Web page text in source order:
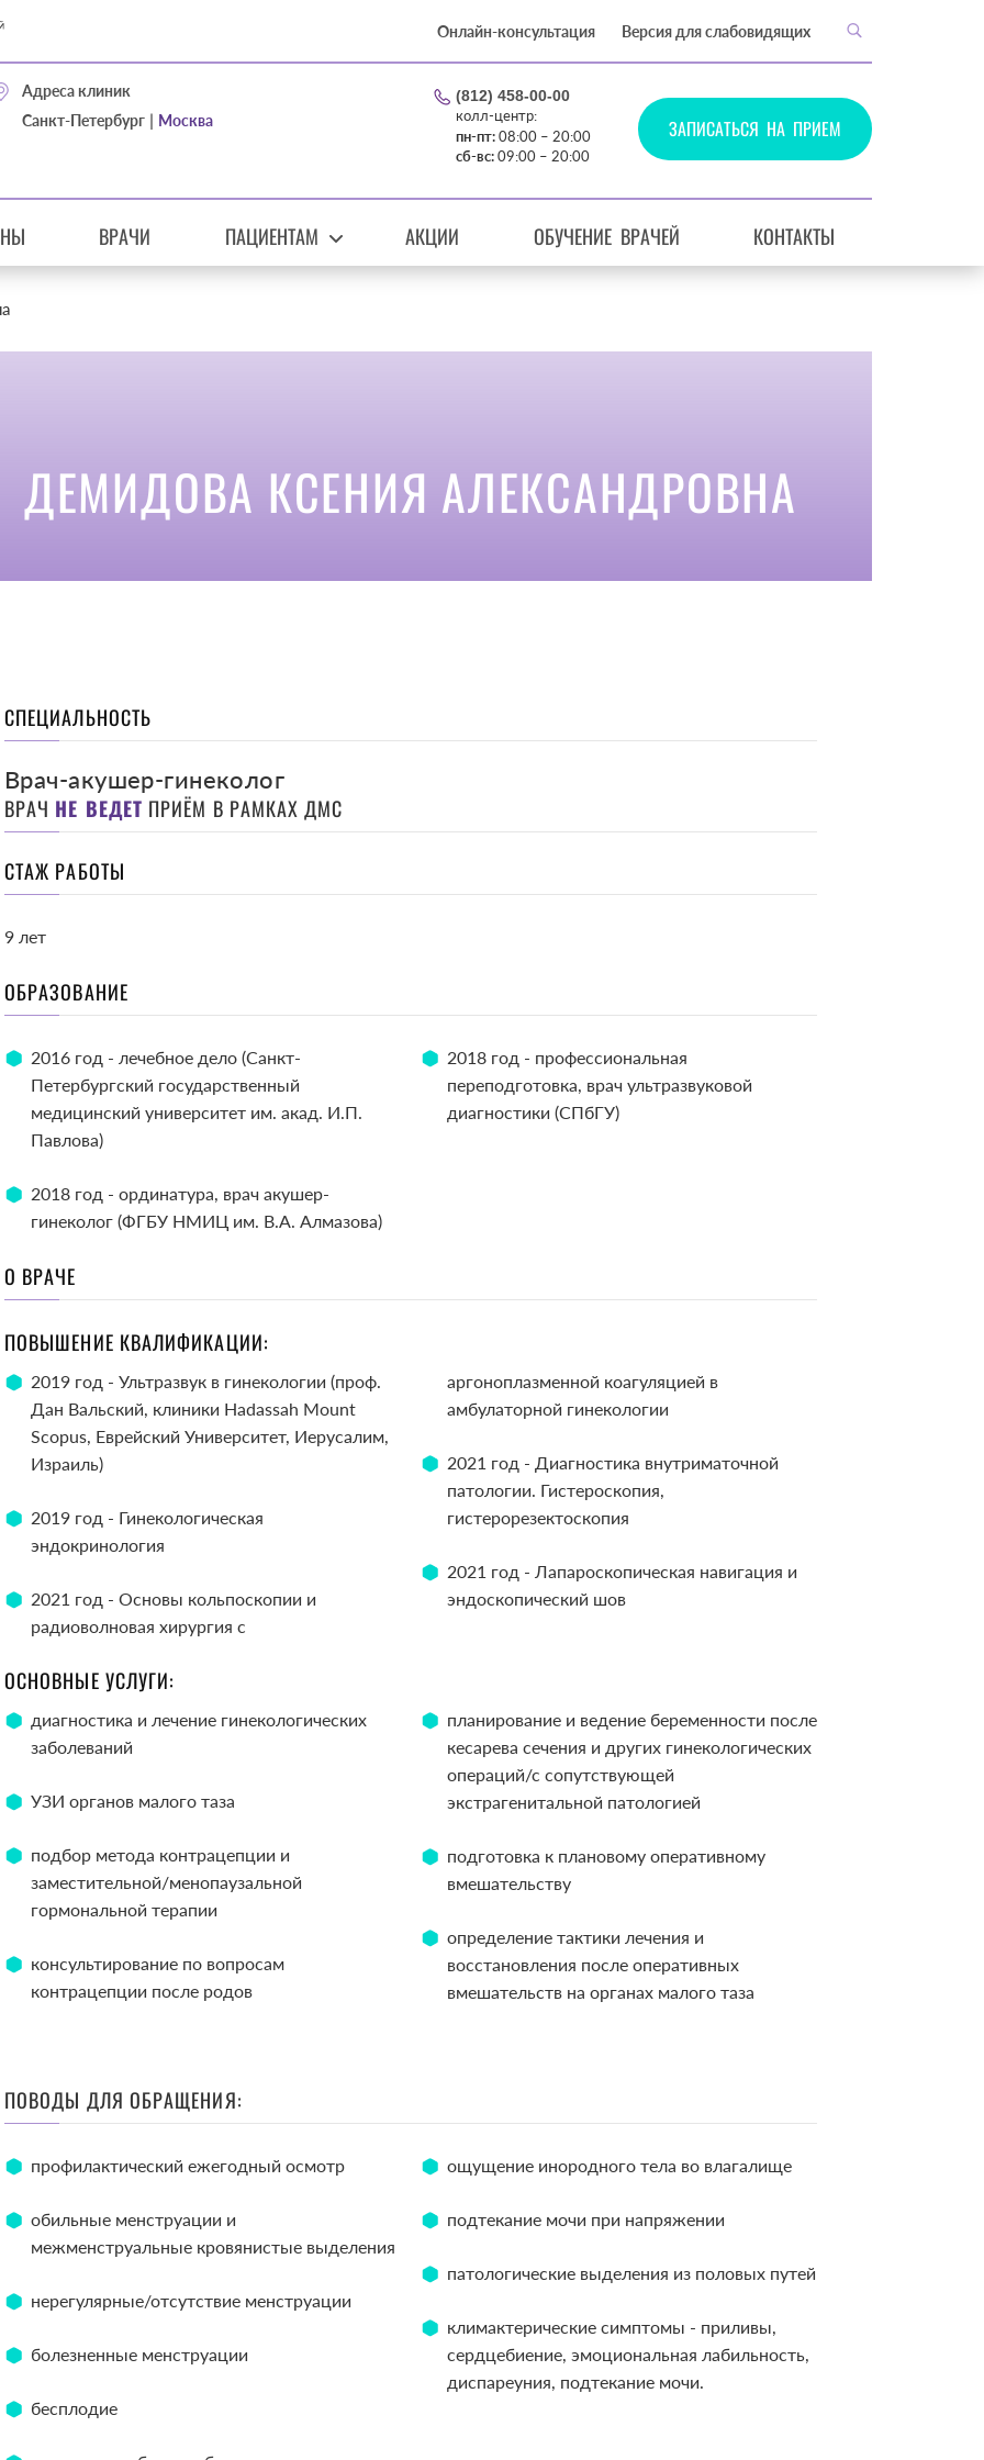
Онлайн-консультация Версия для слабовидящих
Адреса клиник
Санкт-Петербург | Москва
(812) 458-00-00
колл-центр:
пн-пт:08:00 – 20:00
сб-вс:09:00 – 20:00
ЗАПИСАТЬСЯ НА ПРИЕМ
ВРАЧИ ПАЦИЕНТАМ АКЦИИ ОБУЧЕНИЕ ВРАЧЕЙ КОНТАКТЫ
ДЕМИДОВА КСЕНИЯ АЛЕКСАНДРОВНА
СПЕЦИАЛЬНОСТЬ
Врач-акушер-гинеколог
ВРАЧ НЕ ВЕДЕТ ПРИЁМ В РАМКАХ ДМС
СТАЖ РАБОТЫ
9 лет
ОБРАЗОВАНИЕ
2016 год - лечебное дело (Санкт-
Петербургский государственный
медицинский университет им. акад. И.П.
Павлова)
2018 год - ординатура, врач акушер-
гинеколог (ФГБУ НМИЦ им. В.А. Алмазова)
2018 год - профессиональная
переподготовка, врач ультразвуковой
диагностики (СПбГУ)
О ВРАЧЕ
ПОВЫШЕНИЕ КВАЛИФИКАЦИИ:
2019 год - Ультразвук в гинекологии (проф.
Дан Вальский, клиники Hadassah Mount
Scopus, Еврейский Университет, Иерусалим,
Израиль)
2019 год - Гинекологическая
эндокринология
2021 год - Основы кольпоскопии и
радиоволновая хирургия с
аргоноплазменной коагуляцией в
амбулаторной гинекологии
2021 год - Диагностика внутриматочной
патологии. Гистероскопия,
гистерорезектоскопия
2021 год - Лапароскопическая навигация и
эндоскопический шов
ОСНОВНЫЕ УСЛУГИ:
диагностика и лечение гинекологических
заболеваний
УЗИ органов малого таза
подбор метода контрацепции и
заместительной/менопаузальной
гормональной терапии
консультирование по вопросам
контрацепции после родов
планирование и ведение беременности после
кесарева сечения и других гинекологических
операций/с сопутствующей
экстрагенитальной патологией
подготовка к плановому оперативному
вмешательству
определение тактики лечения и
восстановления после оперативных
вмешательств на органах малого таза
ПОВОДЫ ДЛЯ ОБРАЩЕНИЯ:
профилактический ежегодный осмотр
обильные менструации и
межменструальные кровянистые выделения
нерегулярные/отсутствие менструации
болезненные менструации
бесплодие
ощущение инородного тела во влагалище
подтекание мочи при напряжении
патологические выделения из половых путей
климактерические симптомы - приливы,
сердцебиение, эмоциональная лабильность,
диспареуния, подтекание мочи.